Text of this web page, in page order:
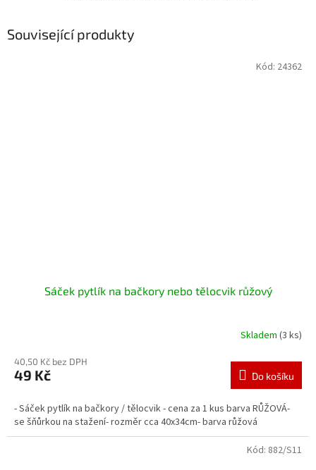
Související produkty
Sáček pytlík na bačkory nebo tělocvik růžový
Skladem (3 ks)
40,50 Kč bez DPH
49 Kč Do košíku
- Sáček pytlík na bačkory / tělocvik - cena za 1 kus barva RŮŽOVÁ-
se šňůrkou na stažení- rozměr cca 40x34cm- barva růžová
Kód: 24362
Kód: 882/S11